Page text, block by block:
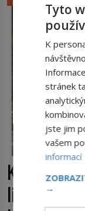
příchuť. Právě
amerického
nápadu, který
Kufr, který
lidé čekají
Tyto
K
stránek
jste jim
vašem
informací
→